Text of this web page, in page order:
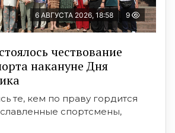
6 АВГУСТА 2026, 18:58 9
чествование
накануне Дня
те, кем по праву гордится
спортсмены,